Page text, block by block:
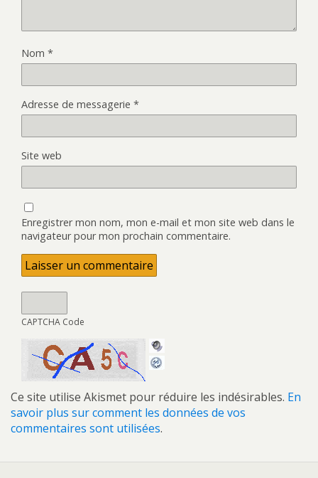
Nom *
Adresse de messagerie *
Site web
Enregistrer mon nom, mon e-mail et mon site web dans le
navigateur pour mon prochain commentaire.
CAPTCHA Code
Ce site utilise Akismet pour réduire les indésirables. En
savoir plus sur comment les données de vos
commentaires sont utilisées.